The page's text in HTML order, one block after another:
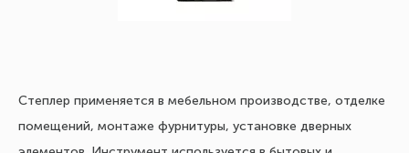
Степлер применяется в мебельном производстве, отделке
помещений, монтаже фурнитуры, установке дверных